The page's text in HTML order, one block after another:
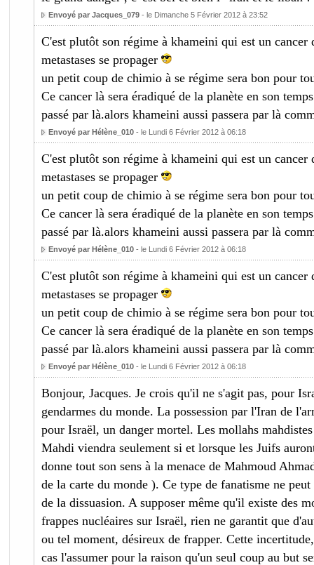
Envoyé par Jacques_079- le Dimanche 5 Février 2012 à 23:52
C'est plutôt son régime à khameini qui est un cancer
metastases se propager
un petit coup de chimio à se régime sera bon pour
Ce cancer là sera éradiqué de la planète en son
passé par là.alors khameini aussi passera par là
Envoyé par Hélène_010- le Lundi 6 Février 2012 à 06:18
C'est plutôt son régime à khameini qui est un cancer
metastases se propager
un petit coup de chimio à se régime sera bon pour
Ce cancer là sera éradiqué de la planète en son
passé par là.alors khameini aussi passera par là
Envoyé par Hélène_010- le Lundi 6 Février 2012 à 06:18
C'est plutôt son régime à khameini qui est un cancer
metastases se propager
un petit coup de chimio à se régime sera bon pour
Ce cancer là sera éradiqué de la planète en son
passé par là.alors khameini aussi passera par là
Envoyé par Hélène_010- le Lundi 6 Février 2012 à 06:18
Bonjour, Jacques. Je crois qu'il ne s'agit pas, pour
gendarmes du monde. La possession par l'Iran de
pour Israël, un danger mortel. Les mollahs
Mahdi viendra seulement si et lorsque les Juifs
donne tout son sens à la menace de Mahmoud
de la carte du monde ). Ce type de fanatisme ne
de la dissuasion. A supposer même qu'il existe des
frappes nucléaires sur Israël, rien ne garantit que
ou tel moment, désireux de frapper. Cette
cas l'assumer pour la raison qu'un seul coup au but